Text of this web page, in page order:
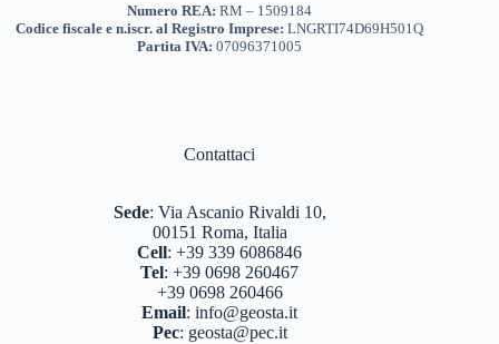
Numero REA:RM – 1509184
Codice fiscale e n.iscr. al Registro Imprese:LNGRTI74D69H501Q
Partita IVA: 07096371005
Contattaci
Sede: Via Ascanio Rivaldi 10,
00151 Roma, Italia
Cell:+39 339 6086846
Tel:+39 0698 260467
+39 0698 260466
Email:info@geosta.it
Pec: geosta@pec.it